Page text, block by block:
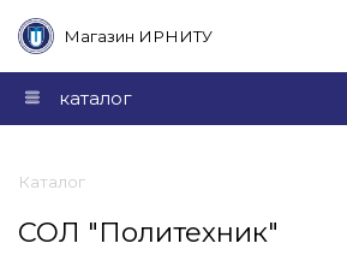
Магазин ИРНИТУ
каталог
Каталог
СОЛ "Политехник"